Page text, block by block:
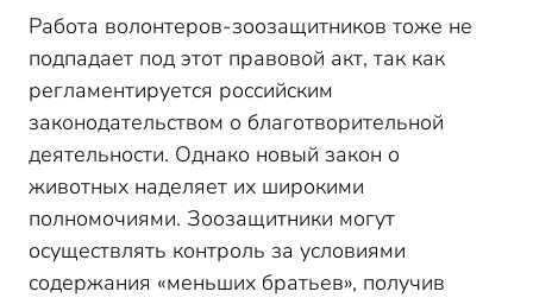
Работа волонтеров-зоозащитников тоже не
подпадает под этот правовой акт, так как
регламентируется российским
законодательством о благотворительной
деятельности. Однако новый закон о
животных наделяет их широкими
полномочиями. Зоозащитники могут
осуществлять контроль за условиями
содержания «меньших братьев», получив